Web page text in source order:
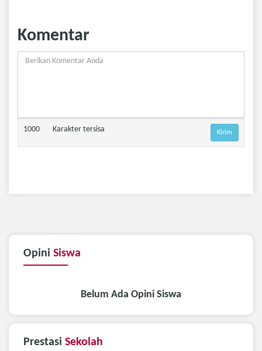
Komentar
1000 Karakter tersisa
Opini Siswa
Belum Ada Opini Siswa
Prestasi Sekolah